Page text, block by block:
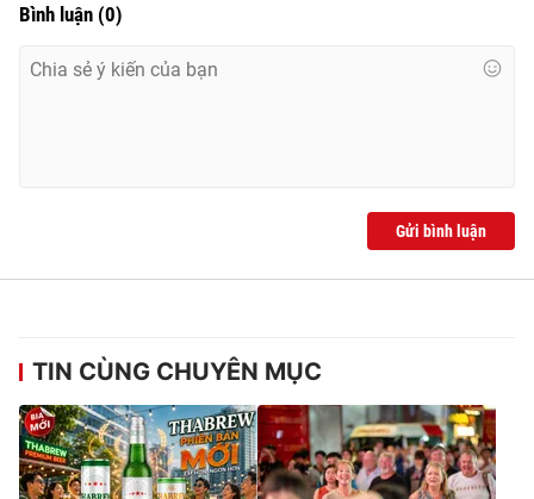
Bình luận (0)
Gửi bình luận
TIN CÙNG CHUYÊN MỤC